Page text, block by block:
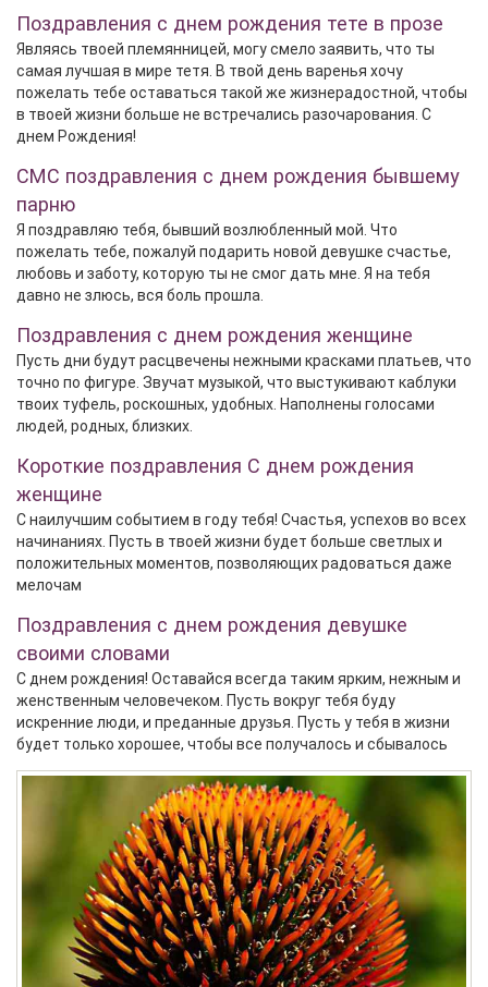
Поздравления с днем рождения тете в прозе
Являясь твоей племянницей, могу смело заявить, что ты
самая лучшая в мире тетя. В твой день варенья хочу
пожелать тебе оставаться такой же жизнерадостной, чтобы
в твоей жизни больше не встречались разочарования. С
днем Рождения!
СМС поздравления с днем рождения бывшему
парню
Я поздравляю тебя, бывший возлюбленный мой. Что
пожелать тебе, пожалуй подарить новой девушке счастье,
любовь и заботу, которую ты не смог дать мне. Я на тебя
давно не злюсь, вся боль прошла.
Поздравления с днем рождения женщине
Пусть дни будут расцвечены нежными красками платьев, что
точно по фигуре. Звучат музыкой, что выстукивают каблуки
твоих туфель, роскошных, удобных. Наполнены голосами
людей, родных, близких.
Короткие поздравления С днем рождения
женщине
С наилучшим событием в году тебя! Счастья, успехов во всех
начинаниях. Пусть в твоей жизни будет больше светлых и
положительных моментов, позволяющих радоваться даже
мелочам
Поздравления с днем рождения девушке
своими словами
С днем рождения! Оставайся всегда таким ярким, нежным и
женственным человечеком. Пусть вокруг тебя буду
искренние люди, и преданные друзья. Пусть у тебя в жизни
будет только хорошее, чтобы все получалось и сбывалось